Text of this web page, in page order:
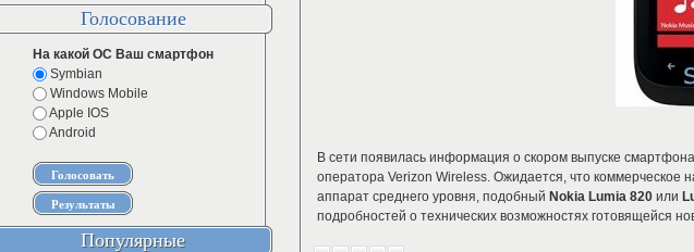
В сети появилась информация о скором выпуске смартфона
оператора Verizon Wireless. Ожидается, что коммерческое
аппарат среднего уровня, подобный Nokia Lumia 820 или
подробностей о технических возможностях готовящейся
Голосование
На какой ОС Ваш смартфон
Symbian
Windows Mobile
Apple IOS
Android
Популярные